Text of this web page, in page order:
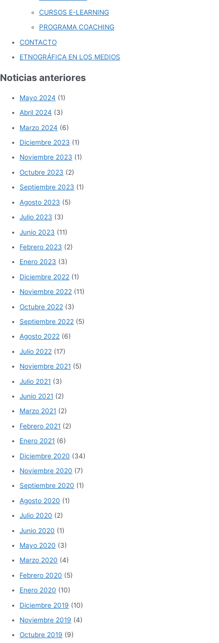
CURSOS E-LEARNING
PROGRAMA COACHING
CONTACTO
ETNOGRÁFICA EN LOS MEDIOS
Noticias anteriores
Mayo 2024 (1)
Abril 2024 (3)
Marzo 2024 (6)
Diciembre 2023 (1)
Noviembre 2023 (1)
Octubre 2023 (2)
Septiembre 2023 (1)
Agosto 2023 (5)
Julio 2023 (3)
Junio 2023 (11)
Febrero 2023 (2)
Enero 2023 (3)
Diciembre 2022 (1)
Noviembre 2022 (11)
Octubre 2022 (3)
Septiembre 2022 (5)
Agosto 2022 (6)
Julio 2022 (17)
Noviembre 2021 (5)
Julio 2021 (3)
Junio 2021 (2)
Marzo 2021 (2)
Febrero 2021 (2)
Enero 2021 (6)
Diciembre 2020 (34)
Noviembre 2020 (7)
Septiembre 2020 (1)
Agosto 2020 (1)
Julio 2020 (2)
Junio 2020 (1)
Mayo 2020 (3)
Marzo 2020 (4)
Febrero 2020 (5)
Enero 2020 (10)
Diciembre 2019 (10)
Noviembre 2019 (4)
Octubre 2019 (9)